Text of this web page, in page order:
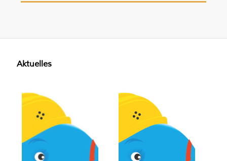
Aktuelles